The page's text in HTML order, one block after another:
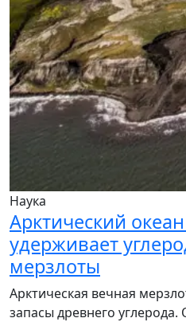
Наука
Арктический
удерживает
мерзлоты
Арктическая вечная
запасы древнего